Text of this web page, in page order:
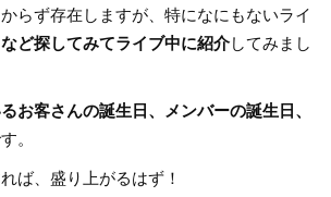
らず存在しますが、特になにもないライ
ど探してみてライブ中に紹介してみまし
お客さんの誕生日、メンバーの誕生日、
。
ば、盛り上がるはず！